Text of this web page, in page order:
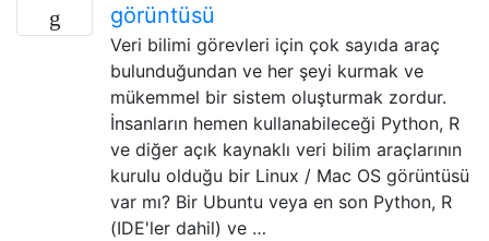
görüntüsü
Veri bilimi görevleri için çok sayıda araç
bulunduğundan ve her şeyi kurmak ve
mükemmel bir sistem oluşturmak zordur.
İnsanların hemen kullanabileceği Python, R
ve diğer açık kaynaklı veri bilim araçlarının
kurulu olduğu bir Linux / Mac OS görüntüsü
var mı? Bir Ubuntu veya en son Python, R
(IDE'ler dahil) ve …